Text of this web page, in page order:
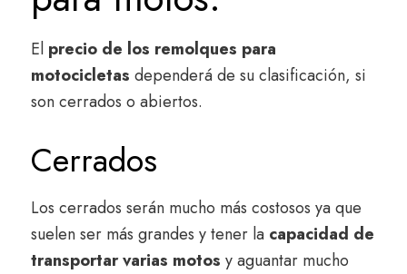
El precio de los remolques para
motocicletas dependerá de su clasificación, si
son cerrados o abiertos.
Cerrados
Los cerrados serán mucho más costosos ya que
suelen ser más grandes y tener la capacidad de
transportar varias motos y aguantar mucho